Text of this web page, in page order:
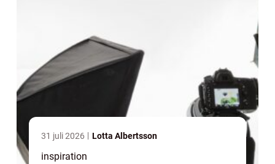
31 juli 2026 Lotta Albertsson
inspiration